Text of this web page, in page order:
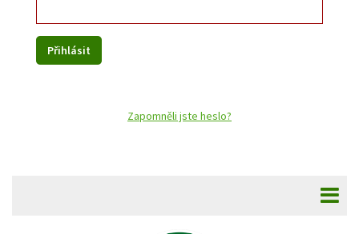
Zapomněli jste heslo?